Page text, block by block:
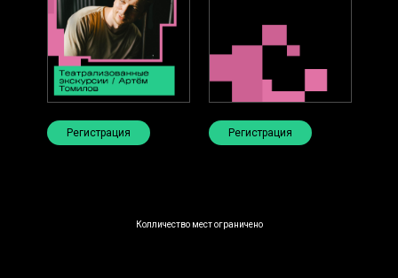
Регистрация Регистрация
Колличество мест ограничено